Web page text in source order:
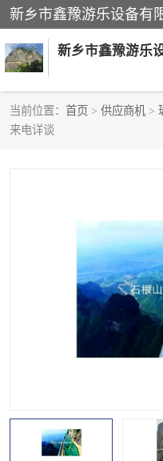
新乡市鑫豫游乐
当前位置： 首页 > 供应商机 >
来电详谈
游乐设备
音乐呐喊设备